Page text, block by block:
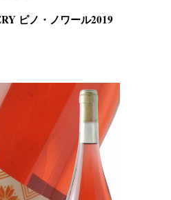
ピノ・ノワール2019